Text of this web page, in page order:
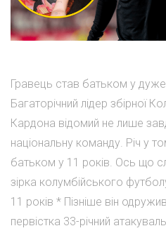
Гравець став батьком у дуже
Багаторічний лідер збірної
Кардона відомий не лише
національну команду. Річ у
батьком у 11 років. Ось що
зірка колумбійського
11 років * Пізніше він
первістка 33-річний